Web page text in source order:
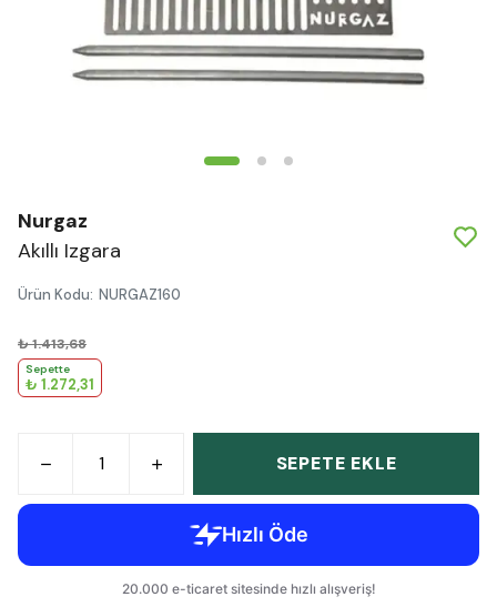
Nurgaz
Akıllı Izgara
Ürün Kodu: NURGAZ160
₺ 1.413,68
Sepette
₺ 1.272,31
SEPETE EKLE